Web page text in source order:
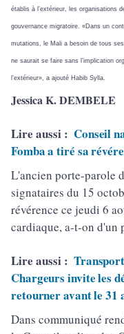
établis à l’extérieur, les organisations
gouvernance migratoire. «Dans un
mutations, le Mali a besoin de tous
ne saurait se faire sans l’implication
l’extérieur», a ajouté Habib Sylla.
Jessica K. DEMBELE
Lire aussi : Conseil
Fomba a tiré sa
L'ancien porte-parole
signataires du 15
révérence ce jeudi 6
cardiaque, a-t-on d'un
Lire aussi :
Chargeurs invite les
retourner avant le 31
Dans communiqué